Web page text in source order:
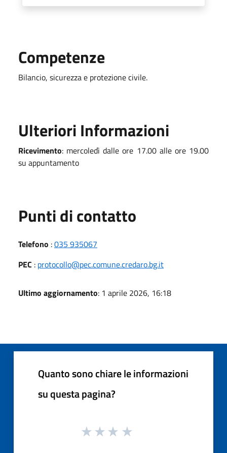
Competenze
Bilancio, sicurezza e protezione civile.
Ulteriori Informazioni
Ricevimento: mercoledì dalle ore 17.00 alle ore 19.00
su appuntamento
Punti di contatto
Telefono :035 935067
PEC : protocollo@pec.comune.credaro.bg.it
Ultimo aggiornamento: 1 aprile 2026, 16:18
Quanto sono chiare le informazioni
su questa pagina?